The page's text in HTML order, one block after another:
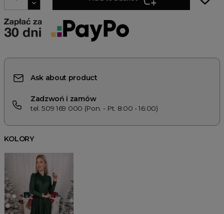
Ask about product
Zadzwoń i zamów
tel. 509 169 000 (Pon. - Pt. 8:00 - 16:00)
KOLORY